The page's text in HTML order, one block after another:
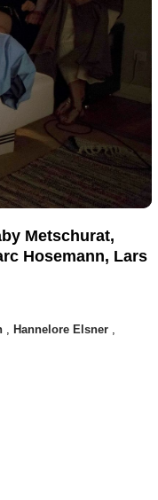
Metschurat,
Hosemann, Lars
, Hannelore Elsner ,